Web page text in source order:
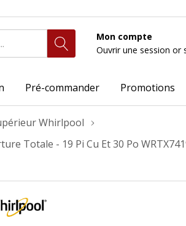
Mon compte
Ouvrir une session or
Pré-commander Promotions
Whirlpool
Totale - 19 Pi Cu Et 30 Po